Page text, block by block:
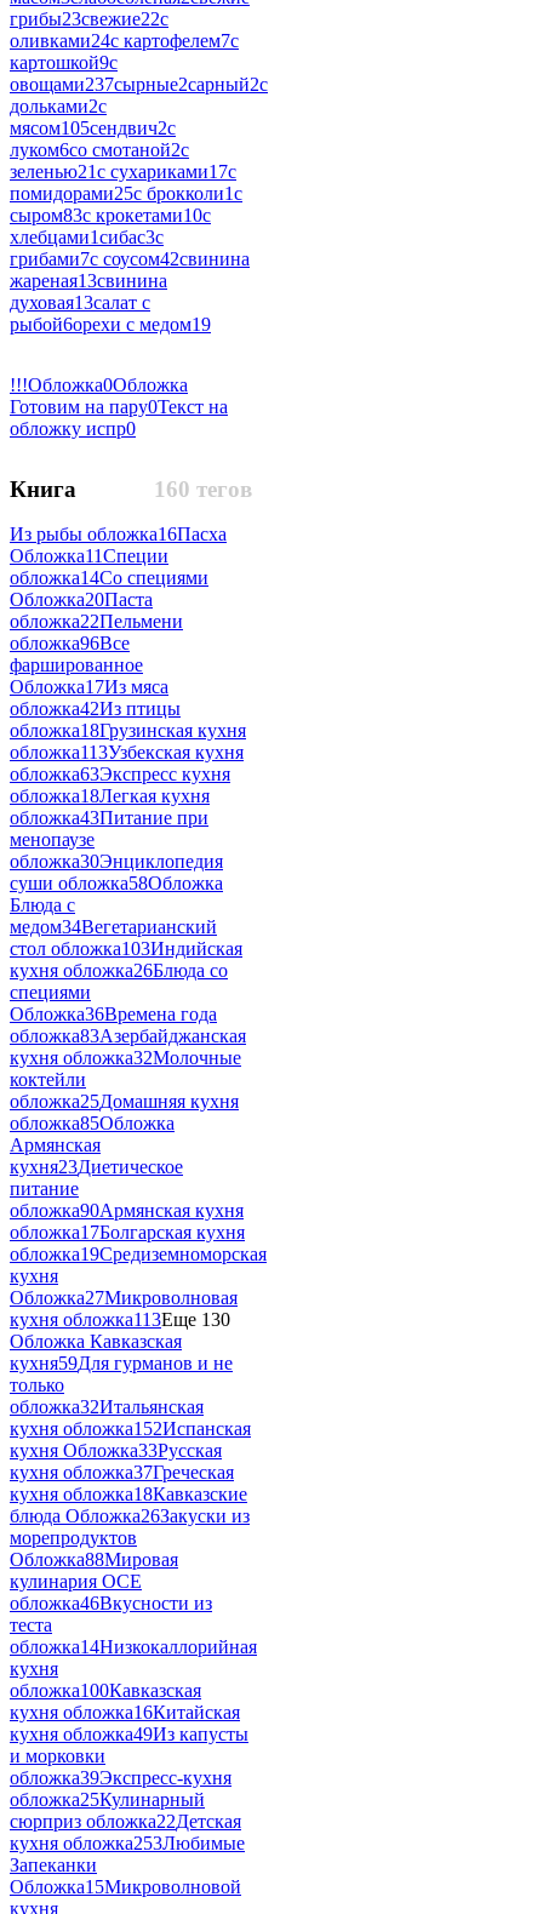
грибы23свежие22с
оливками24с картофелем7с
картошкой9с
овощами237сырные2сарный2с
дольками2с
мясом105сендвич2с
луком6со смотаной2с
зеленью21с сухариками17с
помидорами25с брокколи1с
сыром83с крокетами10с
хлебцами1сибас3с
грибами7с соусом42свинина
жареная13свинина
духовая13салат с
рыбой6орехи с медом19
!!!Обложка0Обложка
Готовим на пару0Текст на
обложку испр0
160 тегов
Книга
Из рыбы обложка16Пасха
Обложка11Специи
обложка14Со специями
Обложка20Паста
обложка22Пельмени
обложка96Все
фаршированное
Обложка17Из мяса
обложка42Из птицы
обложка18Грузинская кухня
обложка113Узбекская кухня
обложка63Экспресс кухня
обложка18Легкая кухня
обложка43Питание при
менопаузе
обложка30Энциклопедия
суши обложка58Обложка
Блюда с
медом34Вегетарианский
стол обложка103Индийская
кухня обложка26Блюда со
специями
Обложка36Времена года
обложка83Азербайджанская
кухня обложка32Молочные
коктейли
обложка25Домашняя кухня
обложка85Обложка
Армянская
кухня23Диетическое
питание
обложка90Армянская кухня
обложка17Болгарская кухня
обложка19Средиземноморская
кухня
Обложка27Микроволновая
кухня обложка113Еще 130
Обложка Кавказская
кухня59Для гурманов и не
только
обложка32Итальянская
кухня обложка152Испанская
кухня Обложка33Русская
кухня обложка37Греческая
кухня обложка18Кавказские
блюда Обложка26Закуски из
морепродуктов
Обложка88Мировая
кулинария ОСЕ
обложка46Вкусности из
теста
обложка14Низкокаллорийная
кухня
обложка100Кавказская
кухня обложка16Китайская
кухня обложка49Из капусты
и морковки
обложка39Экспресс-кухня
обложка25Кулинарный
сюрприз обложка22Детская
кухня обложка253Любимые
Запеканки
Обложка15Микроволновой
кухня